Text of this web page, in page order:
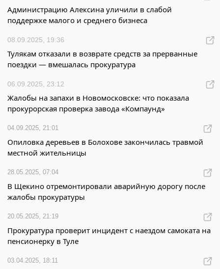
Администрацию Алексина уличили в слабой
поддержке малого и среднего бизнеса
08.09.2025, 19:36
Тулякам отказали в возврате средств за прерванные
поездки — вмешалась прокуратура
06.09.2025, 23:12
Жалобы на запахи в Новомосковске: что показала
прокурорская проверка завода «Компаунд»
04.09.2025, 21:01
Опиловка деревьев в Болохове закончилась травмой
местной жительницы
28.05.2025, 07:04
В Щекино отремонтировали аварийную дорогу после
жалобы прокуратуры
20.05.2025, 21:19
Прокуратура проверит инцидент с наездом самоката на
пенсионерку в Туле
03.04.2025, 18:11